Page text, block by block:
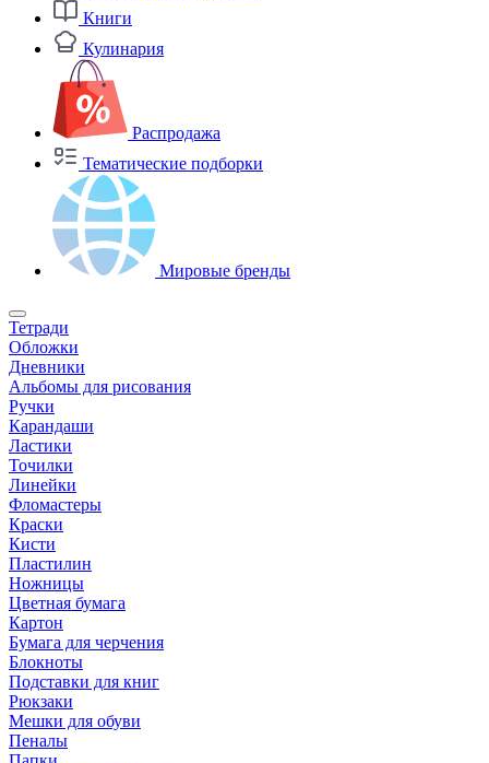
Книги
Кулинария
Распродажа
Тематические подборки
Мировые бренды
Тетради
Обложки
Дневники
Альбомы для рисования
Ручки
Карандаши
Ластики
Точилки
Линейки
Фломастеры
Краски
Кисти
Пластилин
Ножницы
Цветная бумага
Картон
Бумага для черчения
Блокноты
Подставки для книг
Рюкзаки
Мешки для обуви
Пеналы